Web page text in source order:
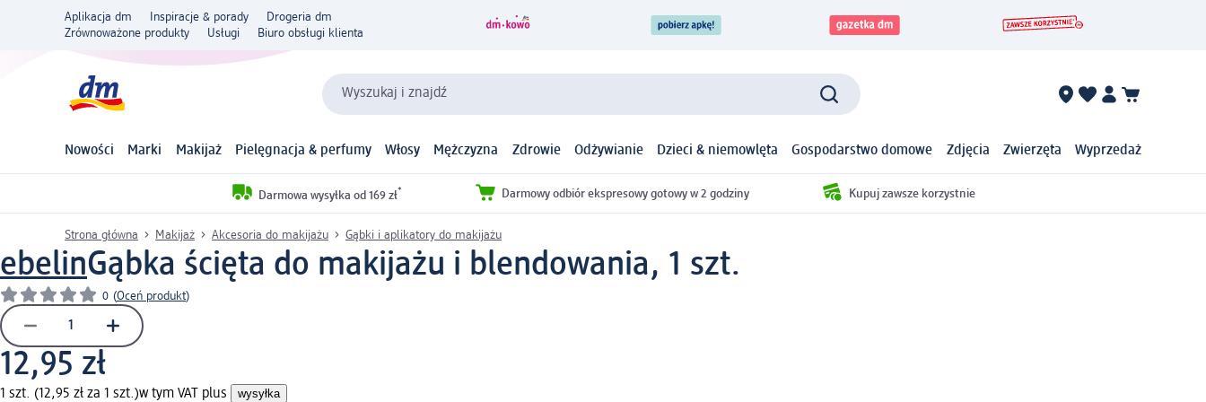
Aplikacja dm Inspiracje & porady
Drogeria dm
Zrównoważone produkty
Usługi Biuro obsługi klienta
Wyszukaj i znajdź
Nowości Marki Makijaż Pielęgnacja & perfumy Włosy Mężczyzna Zdrowie Odżywianie Dzieci & niemowlęta Gospodarstwo domowe Zdjęcia Zwierzęta Wyprzedaż
Darmowa wysyłka od 169 zł* Darmowy odbiór ekspresowy gotowy w 2 godziny Kupuj zawsze korzystnie
Strona główna Makijaż Akcesoria do makijażu Gąbki i aplikatory do makijażu
ebelinGąbka ścięta do makijażu i blendowania, 1 szt.
0 (Oceń produkt)
12,95 zł
1 szt. (12,95 zł za 1 szt.)w tym VAT plus wysyłka